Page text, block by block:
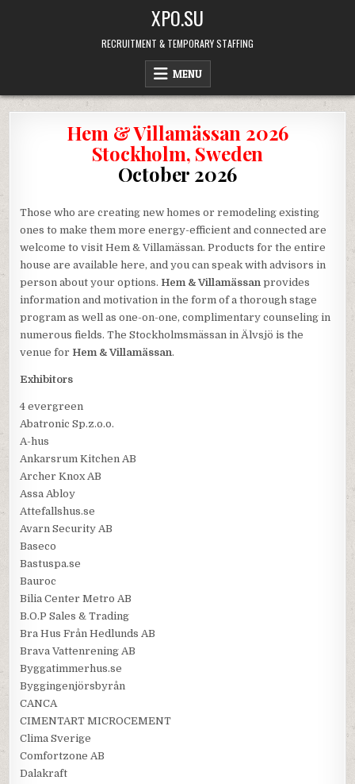
XPO.SU
RECRUITMENT & TEMPORARY STAFFING
MENU
Hem & Villamässan 2026
Stockholm, Sweden
October 2026
Those who are creating new homes or remodeling existing
ones to make them more energy-efficient and connected are
welcome to visit Hem & Villamässan. Products for the entire
house are available here, and you can speak with advisors in
person about your options. Hem & Villamässan provides
information and motivation in the form of a thorough stage
program as well as one-on-one, complimentary counseling in
numerous fields. The Stockholmsmässan in Älvsjö is the
venue for Hem & Villamässan.
Exhibitors
4 evergreen
Abatronic Sp.z.o.o.
A-hus
Ankarsrum Kitchen AB
Archer Knox AB
Assa Abloy
Attefallshus.se
Avarn Security AB
Baseco
Bastuspa.se
Bauroc
Bilia Center Metro AB
B.O.P Sales & Trading
Bra Hus Från Hedlunds AB
Brava Vattenrening AB
Byggatimmerhus.se
Byggingenjörsbyrån
CANCA
CIMENTART MICROCEMENT
Clima Sverige
Comfortzone AB
Dalakraft